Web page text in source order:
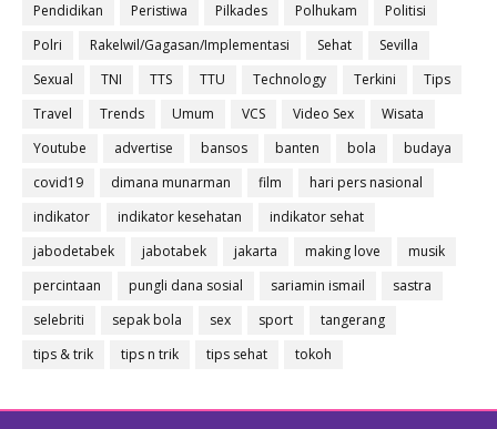
Pendidikan
Peristiwa Pilkades Polhukam
Politisi
Polri
Rakelwil/Gagasan/Implementasi Sehat
Sevilla
Sexual
TNI TTS TTU Technology Terkini
Tips
Travel
Trends Umum VCS Video Sex
Wisata
Youtube
advertise bansos banten bola
budaya
covid19
dimana munarman film
hari pers nasional
indikator
indikator kesehatan
indikator sehat
jabodetabek
jabotabek jakarta making love
musik
percintaan
pungli dana sosial sariamin ismail
sastra
selebriti
sepak bola sex sport
tangerang
tips & trik
tips n trik tips sehat tokoh